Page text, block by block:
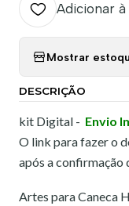
Adicionar
Mostrar
DESCRIÇÃO
kit Digital - Envio
O link para fazer o
após a confirmação
Artes para Caneca